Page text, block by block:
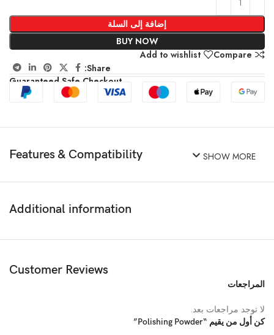
إضافة إلى السلة
BUY NOW
Compare
Add to wishlist
Share:
Guaranteed Safe Checkout
Features & Compatibility SHOW MORE
Additional information
Customer Reviews
المراجعات
لا توجد مراجعات بعد.
كن أول من يقيم “Polishing Powder”